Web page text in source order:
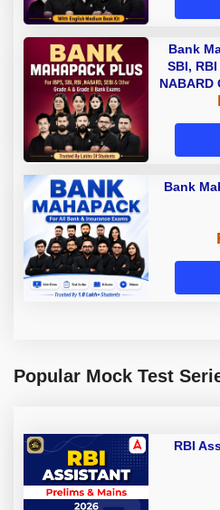
Bank
SBI,
NABARD
A &
Bank
Popular Mock Test
RBI